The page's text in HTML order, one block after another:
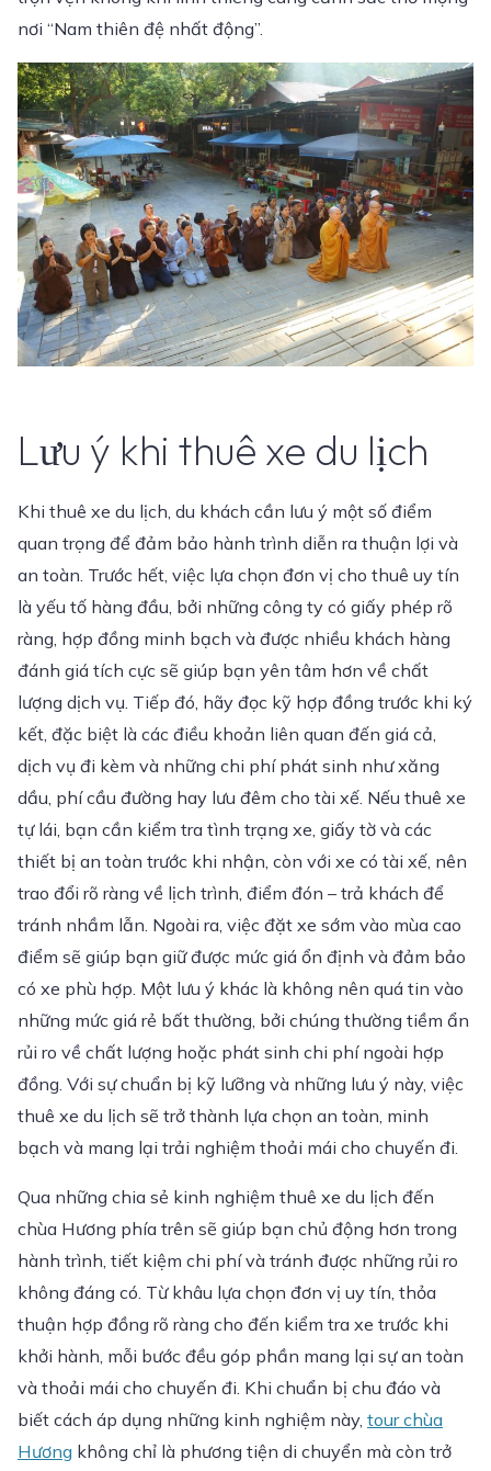
nơi “Nam thiên đệ nhất động”.
Lưu ý khi thuê xe du lịch
Khi thuê xe du lịch, du khách cần lưu ý một số điểm
quan trọng để đảm bảo hành trình diễn ra thuận lợi và
an toàn. Trước hết, việc lựa chọn đơn vị cho thuê uy tín
là yếu tố hàng đầu, bởi những công ty có giấy phép rõ
ràng, hợp đồng minh bạch và được nhiều khách hàng
đánh giá tích cực sẽ giúp bạn yên tâm hơn về chất
lượng dịch vụ. Tiếp đó, hãy đọc kỹ hợp đồng trước khi ký
kết, đặc biệt là các điều khoản liên quan đến giá cả,
dịch vụ đi kèm và những chi phí phát sinh như xăng
dầu, phí cầu đường hay lưu đêm cho tài xế. Nếu thuê xe
tự lái, bạn cần kiểm tra tình trạng xe, giấy tờ và các
thiết bị an toàn trước khi nhận, còn với xe có tài xế, nên
trao đổi rõ ràng về lịch trình, điểm đón – trả khách để
tránh nhầm lẫn. Ngoài ra, việc đặt xe sớm vào mùa cao
điểm sẽ giúp bạn giữ được mức giá ổn định và đảm bảo
có xe phù hợp. Một lưu ý khác là không nên quá tin vào
những mức giá rẻ bất thường, bởi chúng thường tiềm ẩn
rủi ro về chất lượng hoặc phát sinh chi phí ngoài hợp
đồng. Với sự chuẩn bị kỹ lưỡng và những lưu ý này, việc
thuê xe du lịch sẽ trở thành lựa chọn an toàn, minh
bạch và mang lại trải nghiệm thoải mái cho chuyến đi.
Qua những chia sẻ kinh nghiệm thuê xe du lịch đến
chùa Hương phía trên sẽ giúp bạn chủ động hơn trong
hành trình, tiết kiệm chi phí và tránh được những rủi ro
không đáng có. Từ khâu lựa chọn đơn vị uy tín, thỏa
thuận hợp đồng rõ ràng cho đến kiểm tra xe trước khi
khởi hành, mỗi bước đều góp phần mang lại sự an toàn
và thoải mái cho chuyến đi. Khi chuẩn bị chu đáo và
biết cách áp dụng những kinh nghiệm này,tour chùa
Hương không chỉ là phương tiện di chuyển mà còn trở